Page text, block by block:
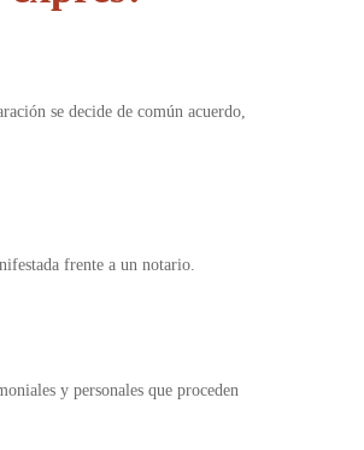
se decide de común acuerdo,
frente a un notario.
y personales que proceden